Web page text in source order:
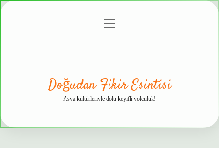
menüyü
Doğudan Fikir Esintisi
Asya kültürleriyle dolu keyifli yolculuk!